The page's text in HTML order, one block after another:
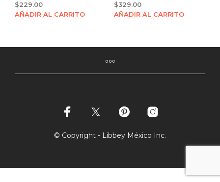
$229.00
AÑADIR AL CARRITO
$329.00
AÑADIR AL CARRITO
© Copyright - Libbey México Inc.